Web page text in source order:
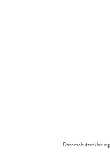
Datenschutzerklärung